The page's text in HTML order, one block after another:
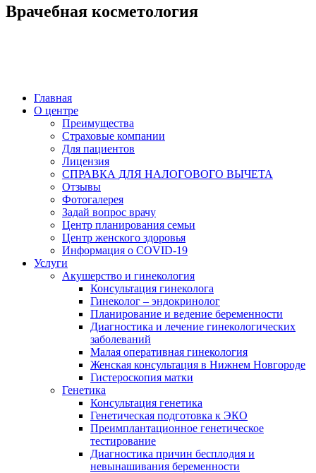
Врачебная косметология
Главная
О центре
Преимущества
Страховые компании
Для пациентов
Лицензия
СПРАВКА ДЛЯ НАЛОГОВОГО ВЫЧЕТА
Отзывы
Фотогалерея
Задай вопрос врачу
Центр планирования семьи
Центр женского здоровья
Информация о COVID-19
Услуги
Акушерство и гинекология
Консультация гинеколога
Гинеколог – эндокринолог
Планирование и ведение беременности
Диагностика и лечение гинекологических
заболеваний
Малая оперативная гинекология
Женская консультация в Нижнем Новгороде
Гистероскопия матки
Генетика
Консультация генетика
Генетическая подготовка к ЭКО
Преимплантационное генетическое
тестирование
Диагностика причин бесплодия и
невынашивания беременности